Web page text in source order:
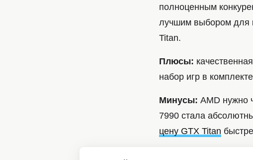
полноценным
лучшим выбором для
Titan.
Плюсы:
набор игр в
Минусы: AMD нужно
7990 стала
цену GTX Titan